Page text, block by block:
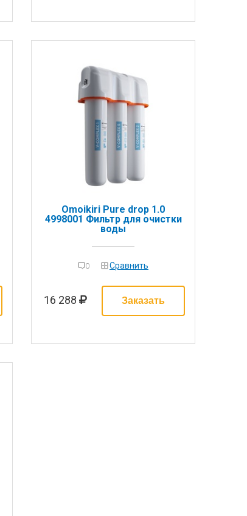
Omoikiri Pure drop 1.0
4998001 Фильтр для очистки
воды
0 Сравнить
16 288